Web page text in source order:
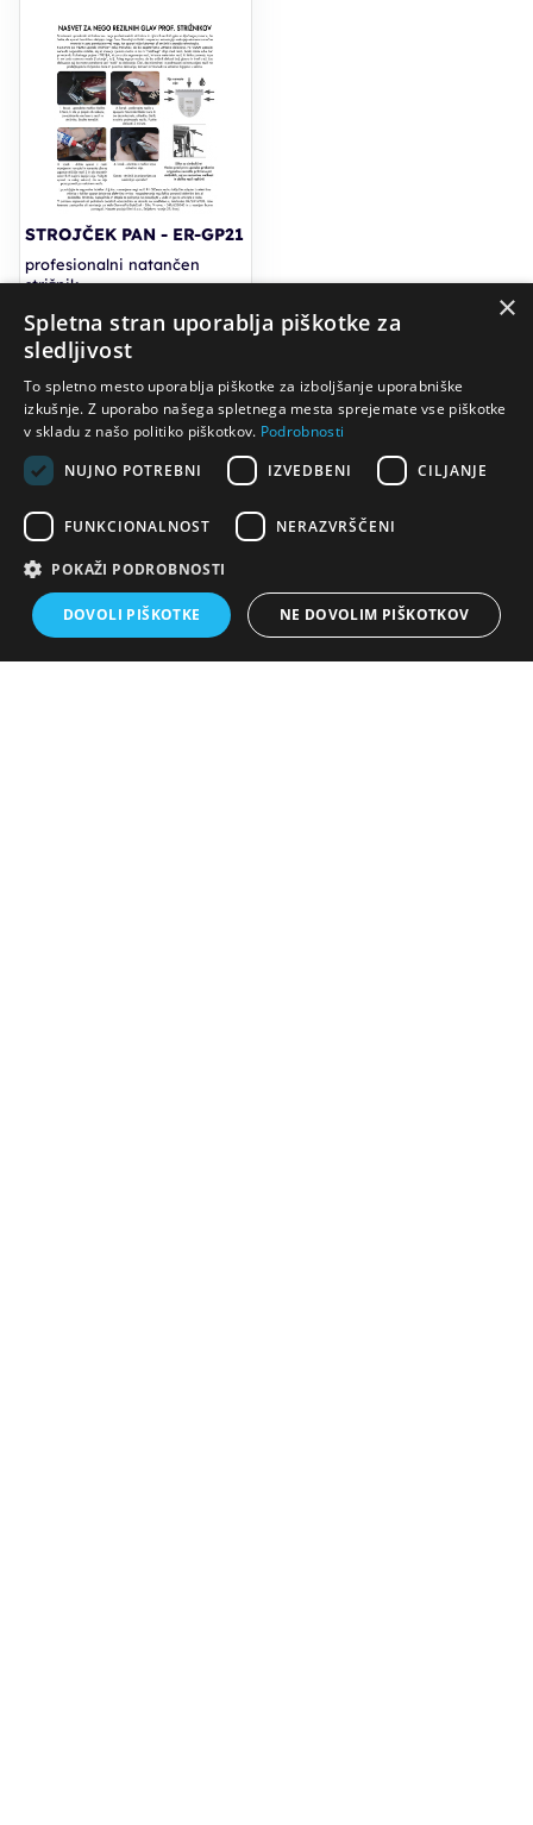
STROJČEK PAN - ER-GP21
profesionalni natančen
strižnik
94,43€ 125,90€
PC30: 88,13 €
-25%
×
Spletna stran uporablja piškotke za
sledljivost
To spletno mesto uporablja piškotke za izboljšanje uporabniške
izkušnje. Z uporabo našega spletnega mesta sprejemate vse piškotke
v skladu z našo politiko piškotkov. Podrobnosti
NUJNO POTREBNI
IZVEDBENI CILJANJE
FUNKCIONALNOST NERAZVRŠČENI
POKAŽI PODROBNOSTI
DOVOLI PIŠKOTKE NE DOVOLIM PIŠKOTKOV